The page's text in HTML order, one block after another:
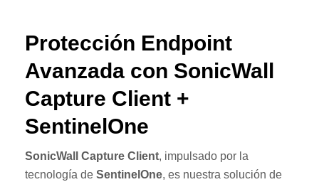
Protección Endpoint
Avanzada con SonicWall
Capture Client +
SentinelOne
SonicWall Capture Client, impulsado por la
tecnología de SentinelOne, es nuestra solución de